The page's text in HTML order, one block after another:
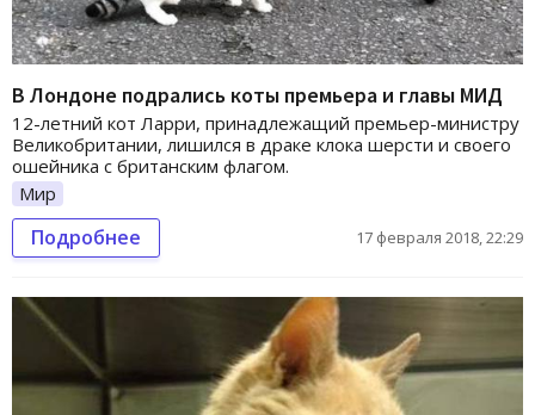
В Лондоне подрались коты премьера и главы МИД
12-летний кот Ларри, принадлежащий премьер-министру
Великобритании, лишился в драке клока шерсти и своего
ошейника с британским флагом.
Мир
Подробнее 17 февраля 2018, 22:29